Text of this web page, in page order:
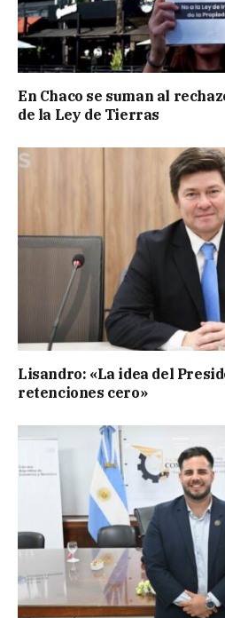
En Chaco se suman al
de la Ley de Tierras
Lisandro: «La idea del
retenciones cero»